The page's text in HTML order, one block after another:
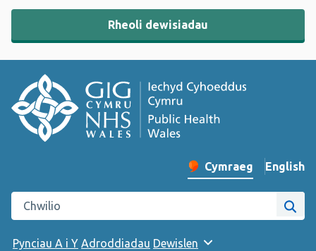
Rheoli dewisiadau
Newid iaith y wefan
Cymraeg English
–
Chwilio gwefan Iechyd Cyhoeddus Cymru
Pynciau A i Y Adroddiadau Dewislen